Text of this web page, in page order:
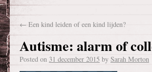
← Een kind leiden of een kind lijden?
Autisme: alarm of
Posted on 31 december 2015 by Sarah Morton